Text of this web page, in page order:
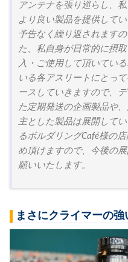
アンテナを張り巡らし、
より良い製品を提供して
予告なく繰り返されます
た、私自身が日常的に摂
入・ご使用して頂いてい
いる各アスリートにとっ
ースしていきますので、
た定期発送の企画製品や
主とした製品は展開して
るボルダリングCafé様の
め頂けますので、今後の
願いいたします。
まさにクライマーの